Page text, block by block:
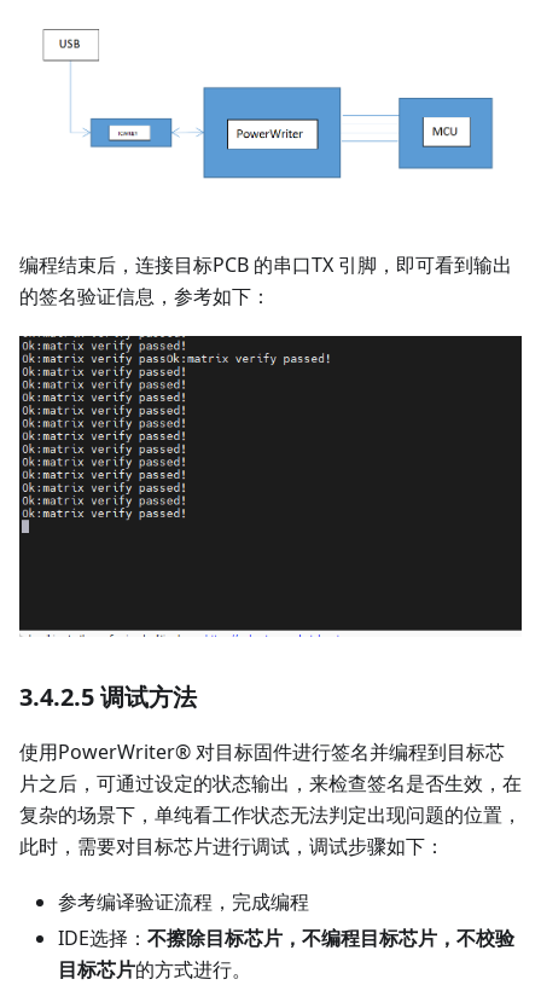
编程结束后，连接目标PCB 的串口TX 引脚，即可看到输出
的签名验证信息，参考如下：
3.4.2.5 调试方法
使用PowerWriter® 对目标固件进行签名并编程到目标芯
片之后，可通过设定的状态输出，来检查签名是否生效，在
复杂的场景下，单纯看工作状态无法判定出现问题的位置，
此时，需要对目标芯片进行调试，调试步骤如下：
参考编译验证流程，完成编程
IDE选择： 不擦除目标芯片，不编程目标芯片，不校验
目标芯片的方式进行。